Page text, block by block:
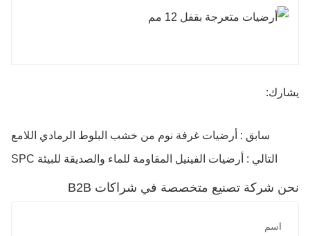
يشارك:
سابق : أرضيات غرفة نوم من خشب البلوط الرمادي اللامع
التالي : أرضيات الفينيل المقاومة للماء والصديقة للبيئة SPC
نحن شركة تصنيع متخصصة في شراكات B2B
اسم